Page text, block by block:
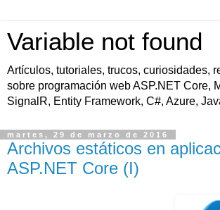
Variable not found
Artículos, tutoriales, trucos, curiosidades,
sobre programación web ASP.NET Core,
SignalR, Entity Framework, C#, Azure,
martes, 29 de marzo de 2016
Archivos estáticos en
ASP.NET Core (I)